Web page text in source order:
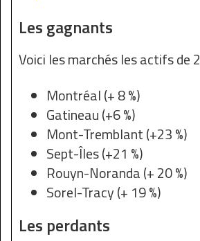
Les gagnants
Voici les marchés les actifs de
Montréal (+ 8 %)
Gatineau (+6 %)
Mont-Tremblant (+23 %)
Sept-Îles (+21 %)
Rouyn-Noranda (+ 20 %)
Sorel-Tracy (+ 19 %)
Les perdants